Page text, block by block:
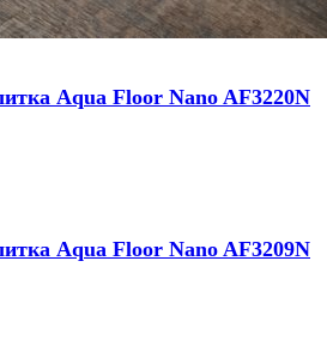
Aqua Floor Nano AF3220N
Aqua Floor Nano AF3209N